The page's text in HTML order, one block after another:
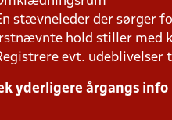
stævneleder der sørger
hold stiller
evt.
yderligere årgangs info